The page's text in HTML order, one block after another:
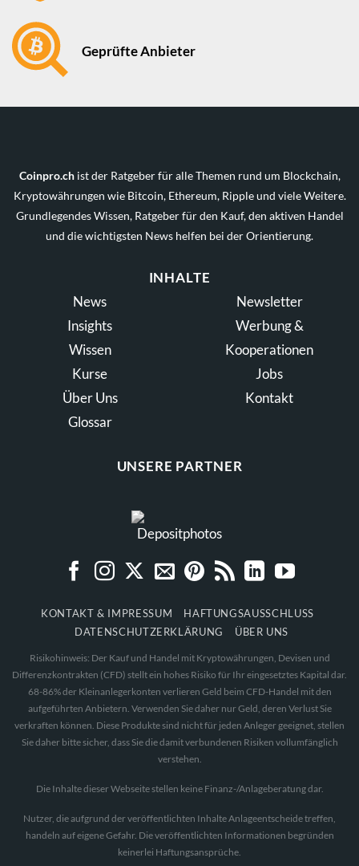
Geprüfte Anbieter
Coinpro.chist der Ratgeber für alle Themen rund um Blockchain,
Kryptowährungen wie Bitcoin, Ethereum, Ripple und viele Weitere.
Grundlegendes Wissen, Ratgeber für den Kauf, den aktiven Handel
und die wichtigsten News helfen bei der Orientierung.
INHALTE
News
Insights
Wissen
Kurse
Über Uns
Glossar
Newsletter
Werbung &
Kooperationen
Jobs
Kontakt
UNSERE PARTNER
KONTAKT & IMPRESSUM
HAFTUNGSAUSSCHLUSS
DATENSCHUTZERKLÄRUNG
ÜBER UNS
Risikohinweis: Der Kauf und Handel mit Kryptowährungen, Devisen und
Differenzkontrakten (CFD) stellt ein hohes Risiko für Ihr eingesetztes Kapital dar.
68-86% der Kleinanlegerkonten verlieren Geld beim CFD-Handel mit den
aufgeführten Anbietern. Verwenden Sie daher nur Geld, deren Verlust Sie
verkraften können. Diese Produkte sind nicht für jeden Anleger geeignet, stellen
Sie daher bitte sicher, dass Sie die damit verbundenen Risiken vollumfänglich
verstehen.
Die Inhalte dieser Webseite stellen keine Finanz-/Anlageberatung dar.
Nutzer, die aufgrund der veröffentlichten Inhalte Anlageentscheide treffen,
handeln auf eigene Gefahr. Die veröffentlichten Informationen begründen
keinerlei Haftungsansprüche.